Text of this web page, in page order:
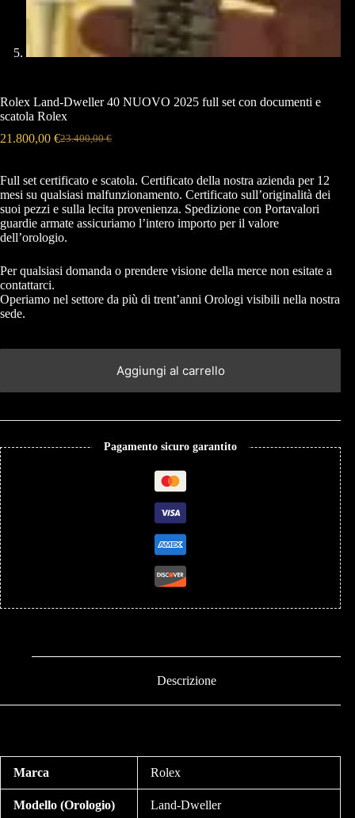
Rolex Land-Dweller 40 NUOVO 2025 full set con documenti e
scatola Rolex
23.400,00€
21.800,00 €
Full set certificato e scatola. Certificato della nostra azienda per 12
mesi su qualsiasi malfunzionamento. Certificato sull’originalità dei
suoi pezzi e sulla lecita provenienza. Spedizione con Portavalori
guardie armate assicuriamo l’intero importo per il valore
dell’orologio.
Per qualsiasi domanda o prendere visione della merce non esitate a
contattarci.
Operiamo nel settore da più di trent’anni Orologi visibili nella nostra
sede.
Aggiungi al carrello
Pagamento sicuro garantito
Descrizione
Marca Rolex
Modello (Orologio) Land-Dweller